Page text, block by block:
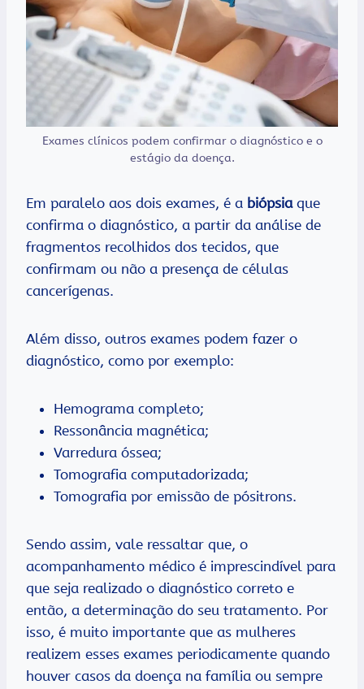
Exames clínicos podem confirmar o diagnóstico e o
estágio da doença.
Em paralelo aos dois exames, é a biópsia que
confirma o diagnóstico, a partir da análise de
fragmentos recolhidos dos tecidos, que
confirmam ou não a presença de células
cancerígenas.
Além disso, outros exames podem fazer o
diagnóstico, como por exemplo:
Hemograma completo;
Ressonância magnética;
Varredura óssea;
Tomografia computadorizada;
Tomografia por emissão de pósitrons.
Sendo assim, vale ressaltar que, o
acompanhamento médico é imprescindível para
que seja realizado o diagnóstico correto e
então, a determinação do seu tratamento. Por
isso, é muito importante que as mulheres
realizem esses exames periodicamente quando
houver casos da doença na família ou sempre